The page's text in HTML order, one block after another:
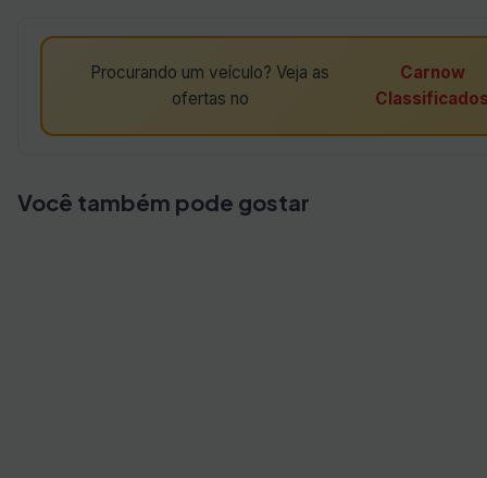
Procurando um veículo? Veja as
ofertas no
Carnow
Você também pode gostar